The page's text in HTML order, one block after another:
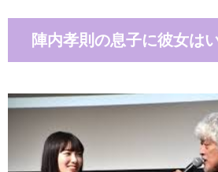
陣内孝則の息子に彼女は